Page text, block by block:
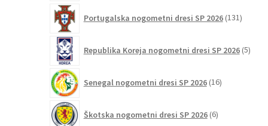
Portugalska nogometni dresi SP 2026 131
Republika Koreja nogometni dresi SP 2026 5
Senegal nogometni dresi SP 2026 16izdelkov
Škotska nogometni dresi SP 2026 6izdelkov